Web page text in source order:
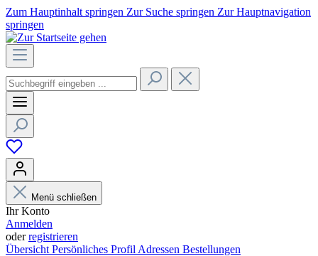
Zum Hauptinhalt springen Zur Suche springen Zur Hauptnavigation
springen
Menü schließen
Ihr Konto
Anmelden
oderregistrieren
Übersicht Persönliches Profil Adressen Bestellungen